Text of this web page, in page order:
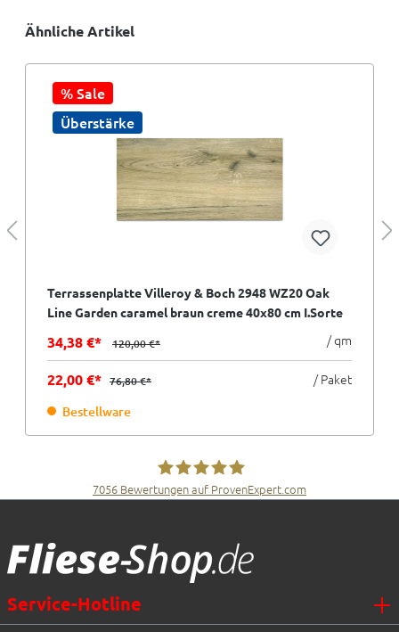
Ähnliche Artikel
% Sale
Überstärke
Terrassenplatte Villeroy & Boch 2948 WZ20 Oak
Line Garden caramel braun creme 40x80 cm I.Sorte
34,38 €* 120,00 €* / qm
22,00 €* 76,80 €* / Paket
Bestellware
7056 Bewertungen auf ProvenExpert.com
Service-Hotline